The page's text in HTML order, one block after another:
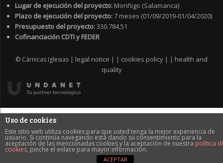
Lugar de ejecución del proyecto: Moriñigo (Salamanca)
Plazo de ejecución del proyecto:7 meses (01/09/2019-01/04/2020)
Presupuesto del proyecto:330.784,51
Cofinanciación CDTI y FEDER
© Cárnicas Iglesias | legal notice | | cookies policy | | health and
quality
Uso de cookies
Este sitio web utiliza cookies para que usted tenga la mejor experiencia de
usuario. Si continúa navegando está dando su consentimiento para la
aceptación de las mencionadas cookies y la aceptación de nuestra política
cookies, pinche el enlace para mayor información.
ACEPTAR